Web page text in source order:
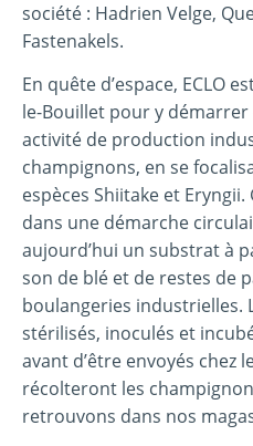
société : Hadrien Velge,
Fastenakels.
En quête d’espace, ECLO
le-Bouillet pour y
activité de production
champignons, en se
espèces Shiitake et
dans une démarche
aujourd’hui un substrat à
son de blé et de restes de
boulangeries industrielles.
stérilisés, inoculés et
avant d’être envoyés chez
récolteront les
retrouvons dans nos